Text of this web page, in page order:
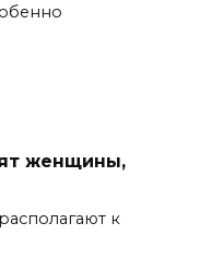
женщины,
к